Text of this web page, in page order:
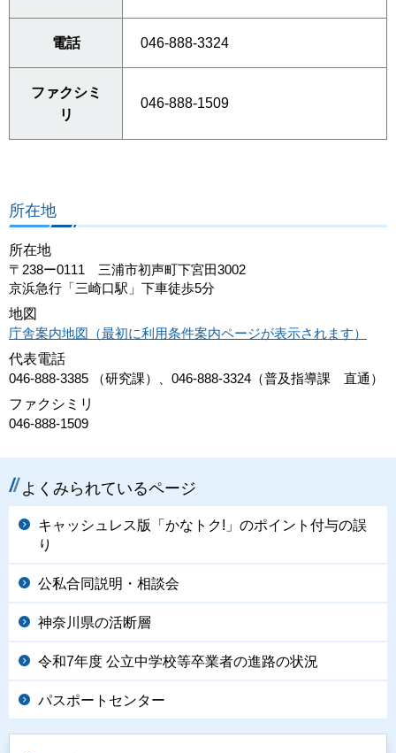
電話 046-888-3324
ファクシミ
リ
046-888-1509
所在地
所在地
〒238ー0111 三浦市初声町下宮田3002
京浜急行「三崎口駅」下車徒歩5分
地図
庁舎案内地図（最初に利用条件案内ページが表示されます）
代表電話
046-888-3385 （研究課）、046-888-3324（普及指導課 直通）
ファクシミリ
046-888-1509
よくみられているページ
キャッシュレス版「かなトク!」のポイント付与の誤
り
公私合同説明・相談会
神奈川県の活断層
令和7年度 公立中学校等卒業者の進路の状況
パスポートセンター